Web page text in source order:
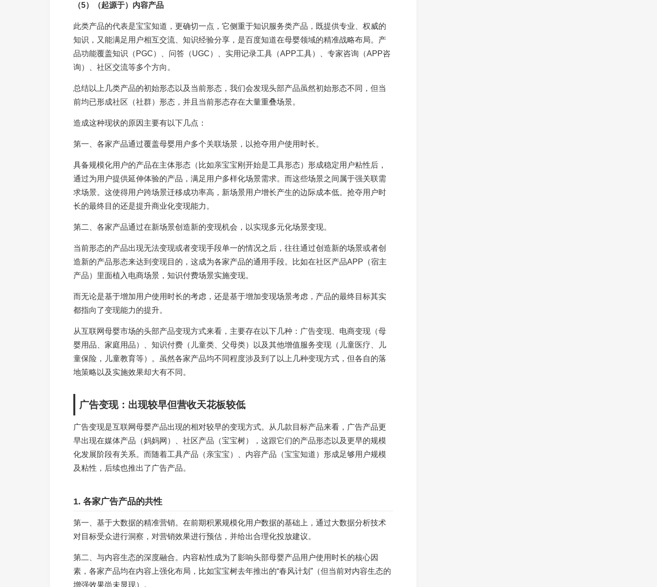
（5）（起源于）内容产品
此类产品的代表是宝宝知道，更确切一点，它侧重于知识服务类产品，既提供专业、权威的
知识，又能满足用户相互交流、知识经验分享，是百度知道在母婴领域的精准战略布局。产
品功能覆盖知识（PGC）、问答（UGC）、实用记录工具（APP工具）、专家咨询（APP咨
询）、社区交流等多个方向。
总结以上几类产品的初始形态以及当前形态，我们会发现头部产品虽然初始形态不同，但当
前均已形成社区（社群）形态，并且当前形态存在大量重叠场景。
造成这种现状的原因主要有以下几点：
第一、各家产品通过覆盖母婴用户多个关联场景，以抢夺用户使用时长。
具备规模化用户的产品在主体形态（比如亲宝宝刚开始是工具形态）形成稳定用户粘性后，
通过为用户提供延伸体验的产品，满足用户多样化场景需求。而这些场景之间属于强关联需
求场景。这使得用户跨场景迁移成功率高，新场景用户增长产生的边际成本低。抢夺用户时
长的最终目的还是提升商业化变现能力。
第二、各家产品通过在新场景创造新的变现机会，以实现多元化场景变现。
当前形态的产品出现无法变现或者变现手段单一的情况之后，往往通过创造新的场景或者创
造新的产品形态来达到变现目的，这成为各家产品的通用手段。比如在社区产品APP（宿主
产品）里面植入电商场景，知识付费场景实施变现。
而无论是基于增加用户使用时长的考虑，还是基于增加变现场景考虑，产品的最终目标其实
都指向了变现能力的提升。
从互联网母婴市场的头部产品变现方式来看，主要存在以下几种：广告变现、电商变现（母
婴用品、家庭用品）、知识付费（儿童类、父母类）以及其他增值服务变现（儿童医疗、儿
童保险，儿童教育等）。虽然各家产品均不同程度涉及到了以上几种变现方式，但各自的落
地策略以及实施效果却大有不同。
广告变现：出现较早但营收天花板较低
广告变现是互联网母婴产品出现的相对较早的变现方式。从几款目标产品来看，广告产品更
早出现在媒体产品（妈妈网）、社区产品（宝宝树），这跟它们的产品形态以及更早的规模
化发展阶段有关系。而随着工具产品（亲宝宝）、内容产品（宝宝知道）形成足够用户规模
及粘性，后续也推出了广告产品。
1. 各家广告产品的共性
第一、基于大数据的精准营销。在前期积累规模化用户数据的基础上，通过大数据分析技术
对目标受众进行洞察，对营销效果进行预估，并给出合理化投放建议。
第二、与内容生态的深度融合。内容粘性成为了影响头部母婴产品用户使用时长的核心因
素，各家产品均在内容上强化布局，比如宝宝树去年推出的“春风计划”（但当前对内容生态的
增强效果尚未显现）。